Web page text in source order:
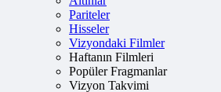
Pariteler
Hisseler
Vizyondaki Filmler
Haftanın Filmleri
Popüler Fragmanlar
Vizyon Takvimi